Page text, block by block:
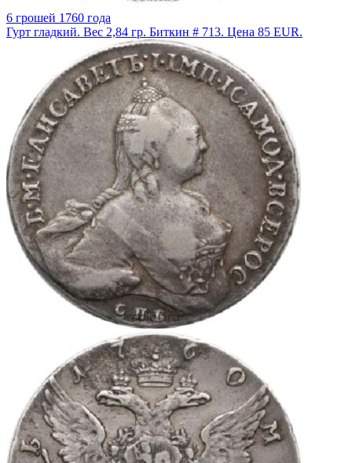
6 грошей 1760 года
Гурт гладкий. Вес 2,84 гр. Биткин # 713. Цена 85 EUR.